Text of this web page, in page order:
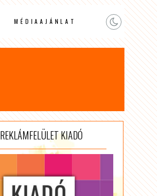
MÉDIAAJÁNLAT
REKLÁMFELÜLET KIADÓ